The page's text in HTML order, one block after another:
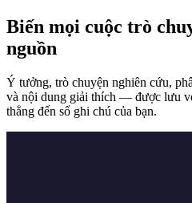
Biến mọi cuộc trò
nguồn
Ý tưởng, trò chuyện nghiên cứu,
và nội dung giải thích — được lưu
thẳng đến sổ ghi chú của bạn.